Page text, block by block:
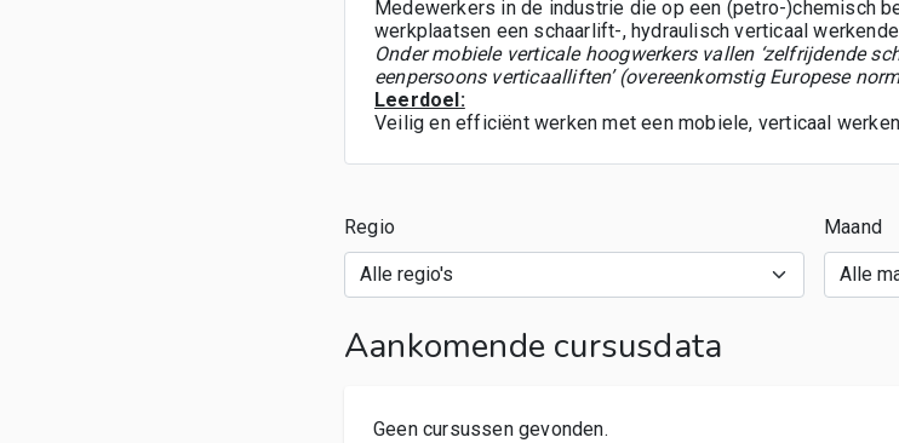
Medewerkers in de industrie die op een (petro-)chemisch
werkplaatsen een schaarlift-, hydraulisch verticaal
Onder mobiele verticale hoogwerkers vallen ‘zelfrijdende
eenpersoons verticaalliften’ (overeenkomstig Europese
Leerdoel:
Veilig en efficiënt werken met een mobiele, verticaal
Regio Maand
Aankomende cursusdata
Geen cursussen gevonden.